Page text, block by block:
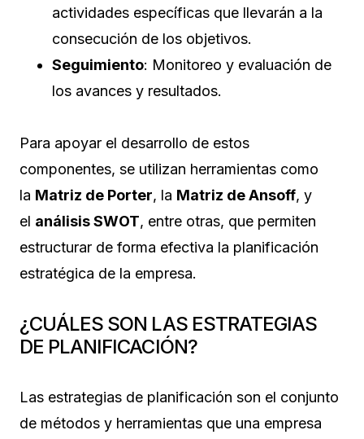
actividades específicas que llevarán a la
consecución de los objetivos.
Seguimiento: Monitoreo y evaluación de
los avances y resultados.
Para apoyar el desarrollo de estos
componentes, se utilizan herramientas como
la Matriz de Porter, la Matriz de Ansoff, y
el análisis SWOT, entre otras, que permiten
estructurar de forma efectiva la planificación
estratégica de la empresa.
¿CUÁLES SON LAS ESTRATEGIAS
DE PLANIFICACIÓN?
Las estrategias de planificación son el conjunto
de métodos y herramientas que una empresa